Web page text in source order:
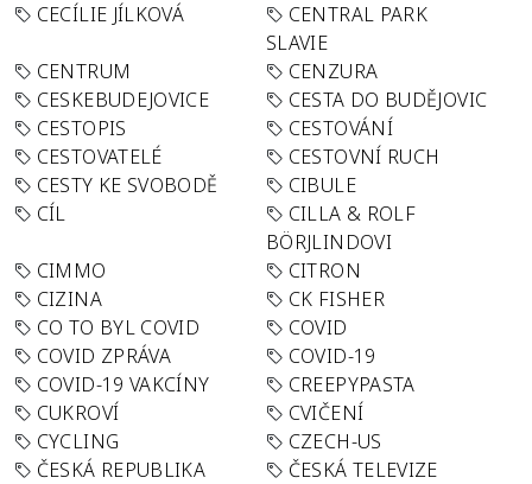
CECÍLIE JÍLKOVÁ
CENTRAL PARK
SLAVIE
CENTRUM
CENZURA
CESKEBUDEJOVICE
CESTA DO BUDĚJOVIC
CESTOPIS
CESTOVÁNÍ
CESTOVATELÉ
CESTOVNÍ RUCH
CESTY KE SVOBODĚ
CIBULE
CÍL
CILLA & ROLF
BÖRJLINDOVI
CIMMO
CITRON
CIZINA
CK FISHER
CO TO BYL COVID
COVID
COVID ZPRÁVA
COVID-19
COVID-19 VAKCÍNY
CREEPYPASTA
CUKROVÍ
CVIČENÍ
CYCLING
CZECH-US
ČESKÁ REPUBLIKA
ČESKÁ TELEVIZE